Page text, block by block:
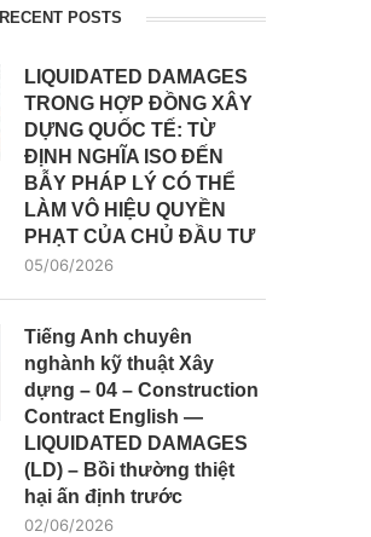
RECENT POSTS
LIQUIDATED DAMAGES
TRONG HỢP ĐỒNG XÂY
DỰNG QUỐC TẾ: TỪ
ĐỊNH NGHĨA ISO ĐẾN
BẪY PHÁP LÝ CÓ THỂ
LÀM VÔ HIỆU QUYỀN
PHẠT CỦA CHỦ ĐẦU TƯ
05/06/2026
Tiếng Anh chuyên
nghành kỹ thuật Xây
dựng – 04 – Construction
Contract English —
LIQUIDATED DAMAGES
(LD) – Bồi thường thiệt
hại ấn định trước
02/06/2026